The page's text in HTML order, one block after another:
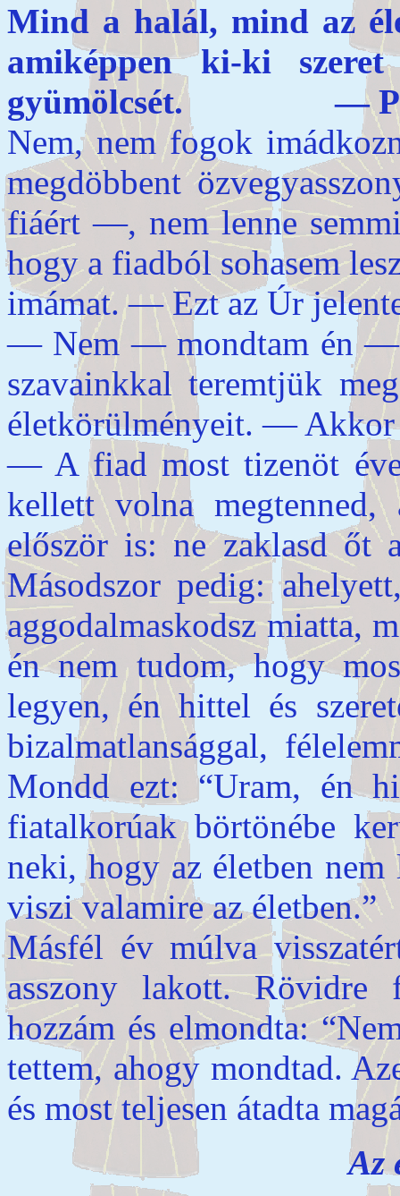
Mind a halál, mind az
amiképpen ki-ki
gyümölcsét. —
Nem, nem fogok
megdöbbent
fiáért —, nem lenne
hogy a fiadból sohasem
imámat. — Ezt az Úr
— Nem — mondtam én —,
szavainkkal teremtjük
életkörülményeit. —
— A fiad most tizenöt
kellett volna
először is: ne zaklasd őt
Másodszor pedig:
aggodalmaskodsz miatta,
én nem tudom, hogy
legyen, én hittel és
bizalmatlansággal,
Mondd ezt: “Uram, én
fiatalkorúak börtönébe
neki, hogy az életben
viszi valamire az életben.”
Másfél év múlva
asszony lakott.
hozzám és elmondta:
tettem, ahogy mondtad.
és most teljesen átadta
Az